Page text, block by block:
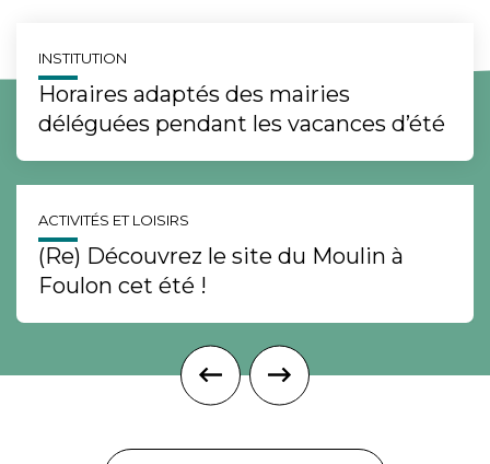
INSTITUTION
Horaires adaptés des mairies
déléguées pendant les vacances d’été
ACTIVITÉS ET LOISIRS
(Re) Découvrez le site du Moulin à
Foulon cet été !